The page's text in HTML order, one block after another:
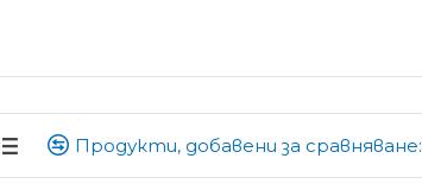
Продукти, добавени за сравняване: